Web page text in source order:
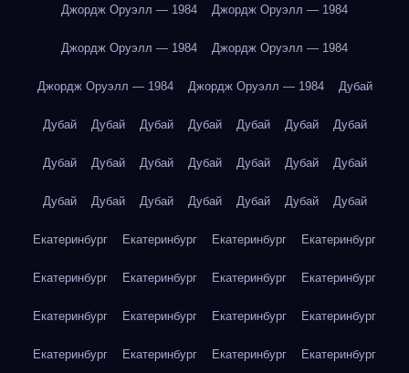
Джордж Оруэлл — 1984 Джордж Оруэлл — 1984
Джордж Оруэлл — 1984 Джордж Оруэлл — 1984
Джордж Оруэлл — 1984 Джордж Оруэлл — 1984 Дубай
Дубай Дубай Дубай Дубай Дубай Дубай Дубай
Дубай Дубай Дубай Дубай Дубай Дубай Дубай
Дубай Дубай Дубай Дубай Дубай Дубай Дубай
Екатеринбург Екатеринбург Екатеринбург Екатеринбург
Екатеринбург Екатеринбург Екатеринбург Екатеринбург
Екатеринбург Екатеринбург Екатеринбург Екатеринбург
Екатеринбург Екатеринбург Екатеринбург Екатеринбург